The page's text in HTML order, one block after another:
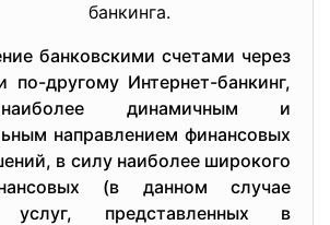
банкинга.
банковскими счетами через
по-другому Интернет-банкинг,
динамичным и
направлением финансовых
в силу наиболее широкого
(в данном случае
услуг, представленных в